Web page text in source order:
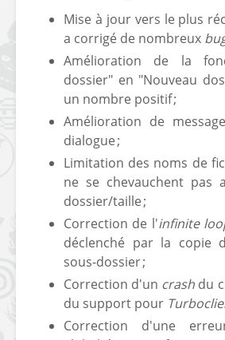
Mise à jour vers le plus
a corrigé de nombreux
Amélioration de la
dossier" en "Nouveau
un nombre positif ;
Amélioration de
dialogue ;
Limitation des noms de
ne se chevauchent pas
dossier/taille ;
Correction de l'infinite
déclenché par la copie
sous-dossier ;
Correction d'un crash du
du support pour
Correction d'une